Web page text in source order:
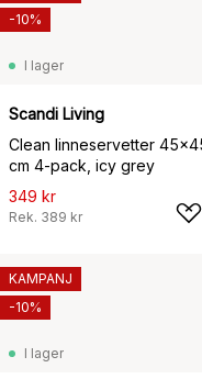
I lager
Scandi Living
Clean linneservetter
cm 4-pack, icy grey
349 kr
Rek. 389 kr
-10%
I lager
KAMPANJ
-10%